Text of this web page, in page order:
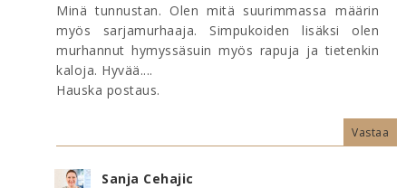
Minä tunnustan. Olen mitä suurimmassa määrin
myös sarjamurhaaja. Simpukoiden lisäksi olen
murhannut hymyssäsuin myös rapuja ja tietenkin
kaloja. Hyvää....
Hauska postaus.
Vastaa
Sanja Cehajic